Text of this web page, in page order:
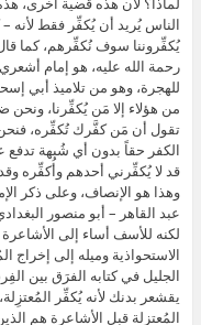
الناس يُريد أن يُكفِّر فقط
يُكفِّروننا سوف نُكفِّرهم، كما
رحمة الله عليه، هو إمام
للهجرة، وهو من تلاميذ أبي
من هؤلاء إلا مَن يُكفِّرنا،
تقول أن مَن كفَّرك تُكفِّره، فنحن
الكفر حقاً بدون أي شُبهة تدفع
قد لا يُكفِّرني أحدهم وأُكفِّره
وهذا هو الإنصاف، وعلى ذكر
عبد القاهر – أبو منصور
لكنه للأسف أساء إلى
الاستحواذية وميله إلى إخراج
الجليل في كتابه الفرَق بين
يقشعر بدنك لأنه يُكفِّر
المُعتزِلة قبل الأشاعرة هم